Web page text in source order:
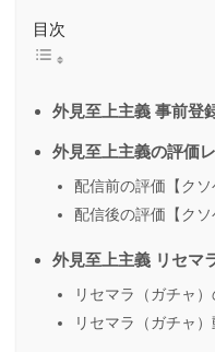
目次
外見至上主義 事前登
外見至上主義の評価
配信前の評価【クソ
配信後の評価【クソ
外見至上主義 リセマ
リセマラ（ガチャ
リセマラ（ガチャ